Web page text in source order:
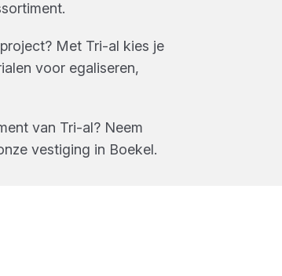
Met Tri-al kies je
voor egaliseren,
van Tri-al? Neem
vestiging in Boekel.